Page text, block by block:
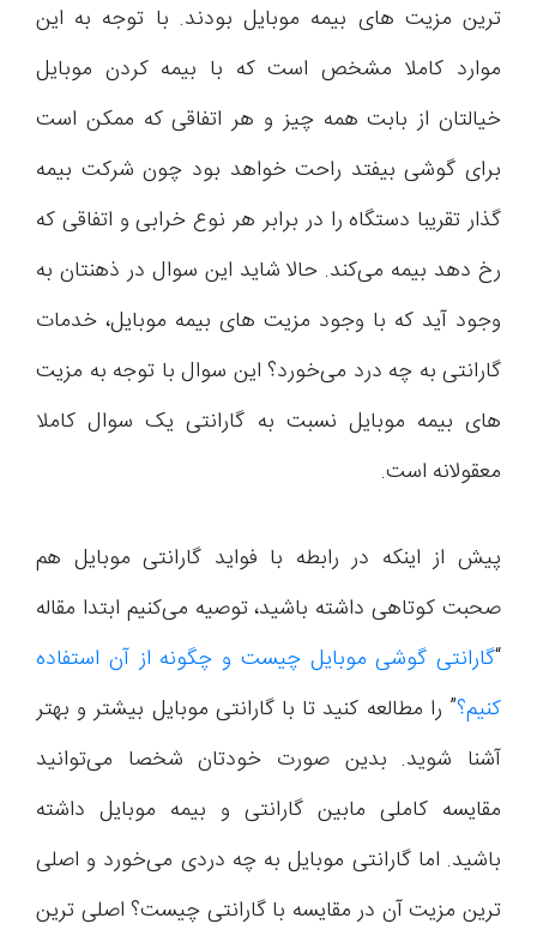
ترین مزیت های بیمه موبایل بودند. با توجه به این
موارد کاملا مشخص است که با بیمه کردن موبایل
خیالتان از بابت همه چیز و هر اتفاقی که ممکن است
برای گوشی بیفتد راحت خواهد بود چون شرکت بیمه
گذار تقریبا دستگاه را در برابر هر نوع خرابی و اتفاقی که
رخ دهد بیمه می‌کند. حالا شاید این سوال در ذهنتان به
وجود آید که با وجود مزیت های بیمه موبایل، خدمات
گارانتی به چه درد می‌خورد؟ این سوال با توجه به مزیت
های بیمه موبایل نسبت به گارانتی یک سوال کاملا
معقولانه است.
پیش از اینکه در رابطه با فواید گارانتی موبایل هم
صحبت کوتاهی داشته باشید، توصیه می‌کنیم ابتدا مقاله
“گارانتی گوشی موبایل چیست و چگونه از آن استفاده
کنیم؟” را مطالعه کنید تا با گارانتی موبایل بیشتر و بهتر
آشنا شوید. بدین صورت خودتان شخصا می‌توانید
مقایسه کاملی مابین گارانتی و بیمه موبایل داشته
باشید. اما گارانتی موبایل به چه دردی می‌خورد و اصلی
ترین مزیت آن در مقایسه با گارانتی چیست؟ اصلی ترین